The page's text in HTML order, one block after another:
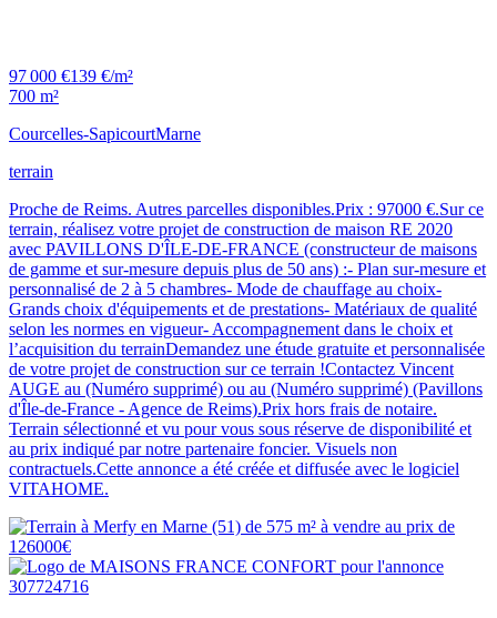
97 000 €139 €/m²
700 m²
Courcelles-SapicourtMarne
terrain
Proche de Reims. Autres parcelles disponibles.Prix : 97000 €.Sur ce
terrain, réalisez votre projet de construction de maison RE 2020
avec PAVILLONS D'ÎLE-DE-FRANCE (constructeur de maisons
de gamme et sur-mesure depuis plus de 50 ans) :- Plan sur-mesure et
personnalisé de 2 à 5 chambres- Mode de chauffage au choix-
Grands choix d'équipements et de prestations- Matériaux de qualité
selon les normes en vigueur- Accompagnement dans le choix et
l’acquisition du terrainDemandez une étude gratuite et personnalisée
de votre projet de construction sur ce terrain !Contactez Vincent
AUGE au (Numéro supprimé) ou au (Numéro supprimé) (Pavillons
d'Île-de-France - Agence de Reims).Prix hors frais de notaire.
Terrain sélectionné et vu pour vous sous réserve de disponibilité et
au prix indiqué par notre partenaire foncier. Visuels non
contractuels.Cette annonce a été créée et diffusée avec le logiciel
VITAHOME.